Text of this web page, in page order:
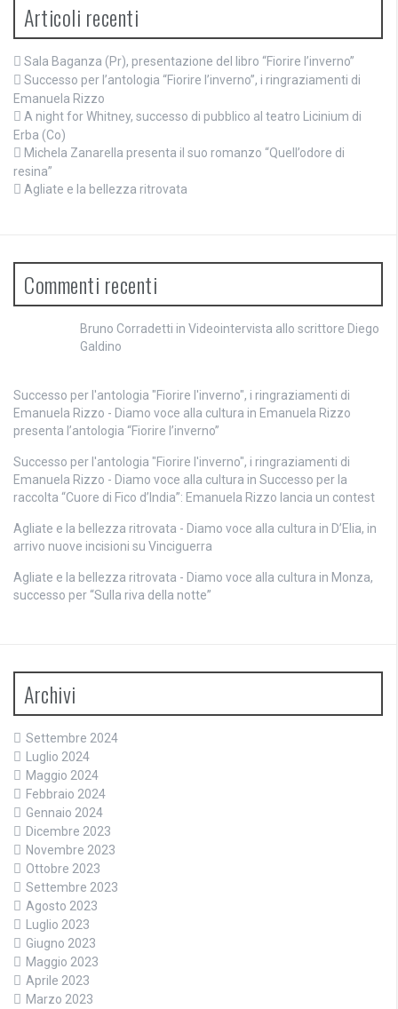
Articoli recenti
Sala Baganza (Pr), presentazione del libro “Fiorire l’inverno”
Successo per l’antologia “Fiorire l’inverno”, i ringraziamenti di
Emanuela Rizzo
A night for Whitney, successo di pubblico al teatro Licinium di
Erba (Co)
Michela Zanarella presenta il suo romanzo “Quell’odore di
resina”
Agliate e la bellezza ritrovata
Commenti recenti
Bruno Corradetti in Videointervista allo scrittore Diego
Galdino
Successo per l'antologia "Fiorire l'inverno", i ringraziamenti di
Emanuela Rizzo - Diamo voce alla cultura in Emanuela Rizzo
presenta l’antologia “Fiorire l’inverno”
Successo per l'antologia "Fiorire l'inverno", i ringraziamenti di
Emanuela Rizzo - Diamo voce alla cultura in Successo per la
raccolta “Cuore di Fico d’India”: Emanuela Rizzo lancia un contest
Agliate e la bellezza ritrovata - Diamo voce alla cultura in D’Elia, in
arrivo nuove incisioni su Vinciguerra
Agliate e la bellezza ritrovata - Diamo voce alla cultura in Monza,
successo per “Sulla riva della notte”
Archivi
Settembre 2024
Luglio 2024
Maggio 2024
Febbraio 2024
Gennaio 2024
Dicembre 2023
Novembre 2023
Ottobre 2023
Settembre 2023
Agosto 2023
Luglio 2023
Giugno 2023
Maggio 2023
Aprile 2023
Marzo 2023